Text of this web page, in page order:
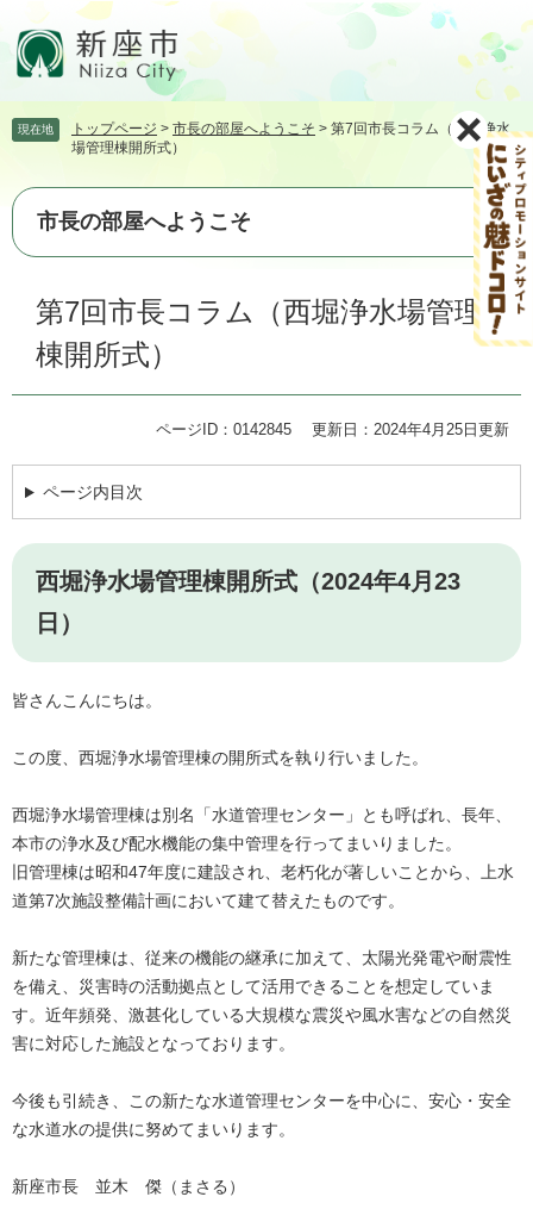
頭
す。
飛
て
本
現在地 トップページ > 市長の部屋へようこそ > 第7回市長コラム（西堀浄水
場管理棟開所式）
市長の部屋へようこそ
第7回市長コラム（西堀浄水場管理
棟開所式）
ページID：0142845 更新日：2024年4月25日更新
ページ内目次
西堀浄水場管理棟開所式（2024年4月23
日）
皆さんこんにちは。
この度、西堀浄水場管理棟の開所式を執り行いました。
西堀浄水場管理棟は別名「水道管理センター」とも呼ばれ、長年、
本市の浄水及び配水機能の集中管理を行ってまいりました。
旧管理棟は昭和47年度に建設され、老朽化が著しいことから、上水
道第7次施設整備計画において建て替えたものです。
新たな管理棟は、従来の機能の継承に加えて、太陽光発電や耐震性
を備え、災害時の活動拠点として活用できることを想定していま
す。近年頻発、激甚化している大規模な震災や風水害などの自然災
害に対応した施設となっております。
今後も引続き、この新たな水道管理センターを中心に、安心・安全
な水道水の提供に努めてまいります。
新座市長 並木 傑（まさる）